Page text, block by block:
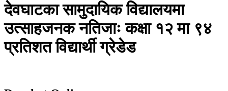
देवघाटका सामुदायिक विद्यालयमा
उत्साहजनक नतिजाः कक्षा १२ मा ९४
प्रतिशत विद्यार्थी ग्रेडेड